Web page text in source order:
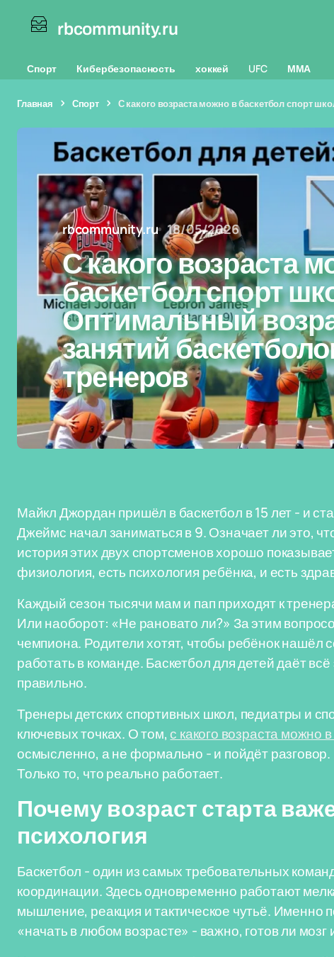
rbcommunity.ru
Спорт Кибербезопасность хоккей UFC ММА
Главная Спорт С какого возраста можно в баскетбол спорт
rbcommunity.ru 18/05/2026
С какого возраста
баскетбол спорт
Оптимальный
занятий
тренеров
Майкл Джордан пришёл в баскетбол в 15 лет - и
Джеймс начал заниматься в 9. Означает ли это,
история этих двух спортсменов хорошо
физиология, есть психология ребёнка, и есть
Каждый сезон тысячи мам и пап приходят к
Или наоборот: «Не рановато ли?» За этим
чемпиона. Родители хотят, чтобы ребёнок нашёл
работать в команде. Баскетбол для детей даёт
правильно.
Тренеры детских спортивных школ, педиатры и
ключевых точках. О том, с какого возраста можно
осмысленно, а не формально - и пойдёт
Только то, что реально работает.
Почему возраст старта
психология
Баскетбол - один из самых требовательных
координации. Здесь одновременно работают
мышление, реакция и тактическое чутьё. Именно
«начать в любом возрасте» - важно, готов ли мозг